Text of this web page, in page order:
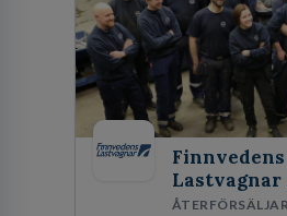
Finnvedens
Lastvagnar